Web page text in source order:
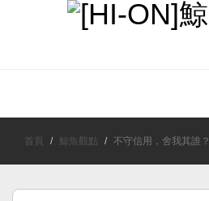
首頁 鯨魚觀點 不守信用，舍我其誰？